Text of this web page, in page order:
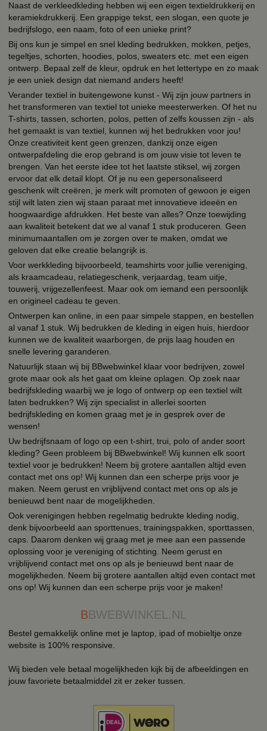
Naast de verkleedkleding hebben wij een eigen textieldrukkerij en
keramiekdrukkerij. Een grappige tekst, een slogan, een quote je
bedrijfslogo, een naam, foto of een unieke print?
Bij ons kun je simpel en snel kleding bedrukken, mokken, petjes,
tegeltjes, schorten, hoodies, polos, sweaters etc. met een eigen
ontwerp. Bepaal zelf de kleur, opdruk en het lettertype en zo maak
je een uniek design dat niemand anders heeft!
Verander textiel in buitengewone kunst - Wij zijn jouw partners in
het transformeren van textiel tot unieke meesterwerken. Of het nu
T-shirts, tassen, schorten, polos, petten of zelfs koussen zijn - als
het gemaakt is van textiel, kunnen wij het bedrukken voor jou!
Onze creativiteit kent geen grenzen, dankzij onze eigen
ontwerpafdeling die erop gebrand is om jouw visie tot leven te
brengen. Van het eerste idee tot het laatste stiksel, wij zorgen
ervoor dat elk detail klopt. Of je nu een gepersonaliseerd
geschenk wilt creëren, je merk wilt promoten of gewoon je eigen
stijl wilt laten zien wij staan paraat met innovatieve ideeën en
hoogwaardige afdrukken. Het beste van alles? Onze toewijding
aan kwaliteit betekent dat we al vanaf 1 stuk produceren. Geen
minimumaantallen om je zorgen over te maken, omdat we
geloven dat elke creatie belangrijk is.
Voor werkkleding bijvoorbeeld, teamshirts voor jullie vereniging,
als kraamcadeau, relatiegeschenk, verjaardag, team uitje,
touwerij, vrijgezellenfeest. Maar ook om iemand een persoonlijk
en origineel cadeau te geven.
Ontwerpen kan online, in een paar simpele stappen, en bestellen
al vanaf 1 stuk. Wij bedrukken de kleding in eigen huis, hierdoor
kunnen we de kwaliteit waarborgen, de prijs laag houden en
snelle levering garanderen.
Natuurlijk staan wij bij BBwebwinkel klaar voor bedrijven, zowel
grote maar ook als het gaat om kleine oplagen. Op zoek naar
bedrijfskleding waarbij we je logo of ontwerp op een textiel wilt
laten bedrukken? Wij zijn specialist in allerlei soorten
bedrijfskleding en komen graag met je in gesprek over de
wensen!
Uw bedrijfsnaam of logo op een t-shirt, trui, polo of ander soort
kleding? Geen probleem bij BBwebwinkel! Wij kunnen elk soort
textiel voor je bedrukken! Neem bij grotere aantallen altijd even
contact met ons op! Wij kunnen dan een scherpe prijs voor je
maken. Neem gerust en vrijblijvend contact met ons op als je
benieuwd bent naar de mogelijkheden.
Ook verenigingen hebben regelmatig bedrukte kleding nodig,
denk bijvoorbeeld aan sporttenues, trainingspakken, sporttassen,
caps. Daarom denken wij graag met je mee aan een passende
oplossing voor je vereniging of stichting. Neem gerust en
vrijblijvend contact met ons op als je benieuwd bent naar de
mogelijkheden. Neem bij grotere aantallen altijd even contact met
ons op! Wij kunnen dan een scherpe prijs voor je maken!
BBWEBWINKEL.NL
Bestel gemakkelijk online met je laptop, ipad of mobieltje onze
website is 100% responsive.
Wij bieden vele betaal mogelijkheden kijk bij de afbeeldingen en
jouw favoriete betaalmiddel zit er zeker tussen.